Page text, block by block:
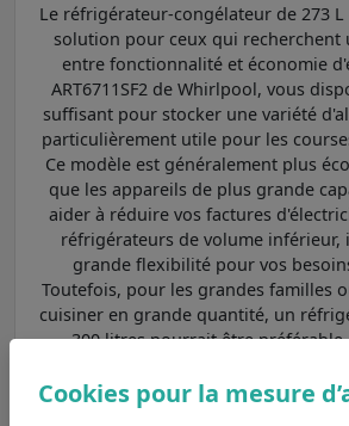
Le réfrigérateur-congélateur de 273
solution pour ceux qui recherchent
entre fonctionnalité et économie
ART6711SF2 de Whirlpool, vous
suffisant pour stocker une variété
particulièrement utile pour les
Ce modèle est généralement plus
que les appareils de plus grande
aider à réduire vos factures
réfrigérateurs de volume inférieur,
grande flexibilité pour vos
Toutefois, pour les grandes familles
cuisiner en grande quantité, un
300 litres pourrait être
qui souhaitent optimiser leur
Cookies pour la mesure